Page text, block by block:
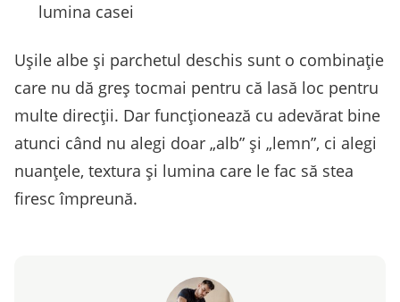
lumina casei
Ușile albe și parchetul deschis sunt o combinație
care nu dă greș tocmai pentru că lasă loc pentru
multe direcții. Dar funcționează cu adevărat bine
atunci când nu alegi doar „alb” și „lemn”, ci alegi
nuanțele, textura și lumina care le fac să stea
firesc împreună.